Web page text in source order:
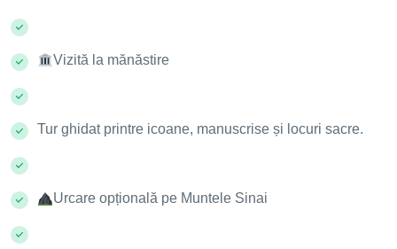
Vizită la mănăstire
Tur ghidat printre icoane, manuscrise și locuri sacre.
Urcare opțională pe Muntele Sinai